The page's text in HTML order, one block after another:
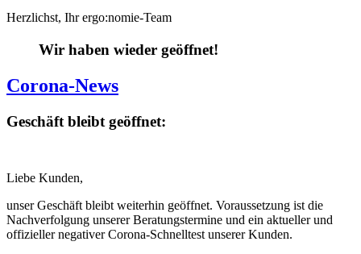
Herzlichst, Ihr ergo:nomie-Team
Wir haben wieder geöffnet!
Corona-News
Geschäft bleibt geöffnet:
Liebe Kunden,
unser Geschäft bleibt weiterhin geöffnet. Voraussetzung ist die
Nachverfolgung unserer Beratungstermine und ein aktueller und
offizieller negativer Corona-Schnelltest unserer Kunden.